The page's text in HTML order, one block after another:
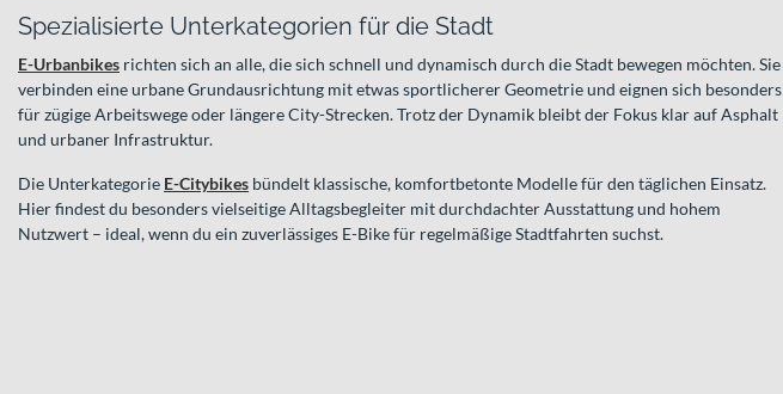
Spezialisierte Unterkategorien für die Stadt
E-Urbanbikes richten sich an alle, die sich schnell und dynamisch durch die Stadt bewegen möchten. Sie
verbinden eine urbane Grundausrichtung mit etwas sportlicherer Geometrie und eignen sich besonders
für zügige Arbeitswege oder längere City-Strecken. Trotz der Dynamik bleibt der Fokus klar auf Asphalt
und urbaner Infrastruktur.
Die Unterkategorie E-Citybikes bündelt klassische, komfortbetonte Modelle für den täglichen Einsatz.
Hier findest du besonders vielseitige Alltagsbegleiter mit durchdachter Ausstattung und hohem
Nutzwert – ideal, wenn du ein zuverlässiges E-Bike für regelmäßige Stadtfahrten suchst.